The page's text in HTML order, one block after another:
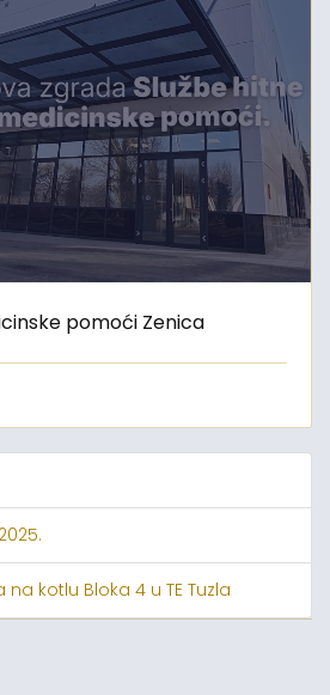
pomoći Zenica
kotlu Bloka 4 u TE Tuzla